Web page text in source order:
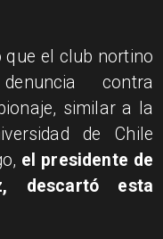
que el club nortino
contra
similar a la
de Chile
el presidente de
descartó esta